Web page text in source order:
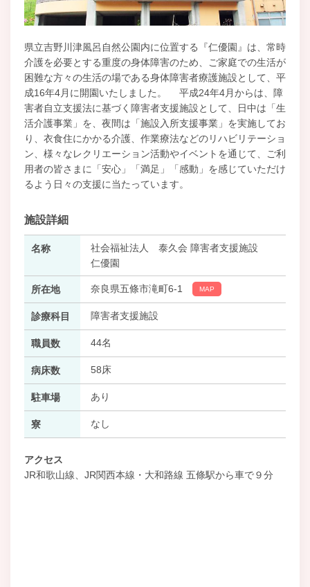
県立吉野川津風呂自然公園内に位置する『仁優園』は、常時
介護を必要とする重度の身体障害のため、ご家庭での生活が
困難な方々の生活の場である身体障害者療護施設として、平
成16年4月に開園いたしました。 平成24年4月からは、障
害者自立支援法に基づく障害者支援施設として、日中は「生
活介護事業」を、夜間は「施設入所支援事業」を実施してお
り、衣食住にかかる介護、作業療法などのリハビリテーショ
ン、様々なレクリエーション活動やイベントを通じて、ご利
用者の皆さまに「安心」「満足」「感動」を感じていただけ
るよう日々の支援に当たっています。
施設詳細
名称
社会福祉法人 泰久会 障害者支援施設
仁優園
所在地 奈良県五條市滝町6-1 MAP
診療科目 障害者支援施設
職員数 44名
病床数 58床
駐車場 あり
寮 なし
アクセス
JR和歌山線、JR関西本線・大和路線 五條駅から車で９分